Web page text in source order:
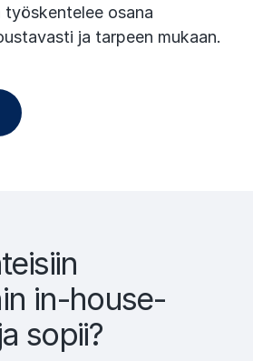
osana
ja tarpeen mukaan.
in-house-
sopii?